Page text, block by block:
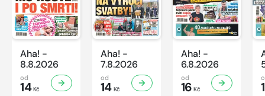
Aha! -
8.8.2026
od
14Kč
Aha! -
7.8.2026
od
14Kč
Aha! -
6.8.2026
od
16 Kč